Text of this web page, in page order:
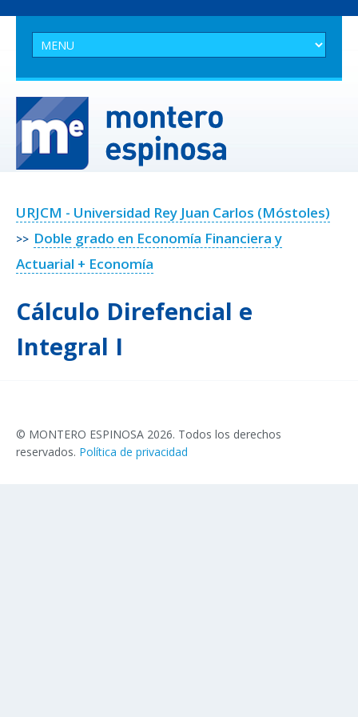
URJCM - Universidad Rey Juan Carlos (Móstoles)
>> Doble grado en Economía Financiera y
Actuarial + Economía
Cálculo Direfencial e
Integral I
© MONTERO ESPINOSA 2026. Todos los derechos
reservados. Política de privacidad